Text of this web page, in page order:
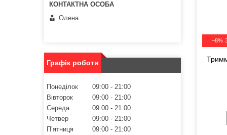
–8%
Олена
Графік роботи
Понеділок 09:00
21:00
Вівторок
09:00
21:00
Середа
09:00
21:00
Четвер
09:00
21:00
Пʼятниця
09:00
21:00